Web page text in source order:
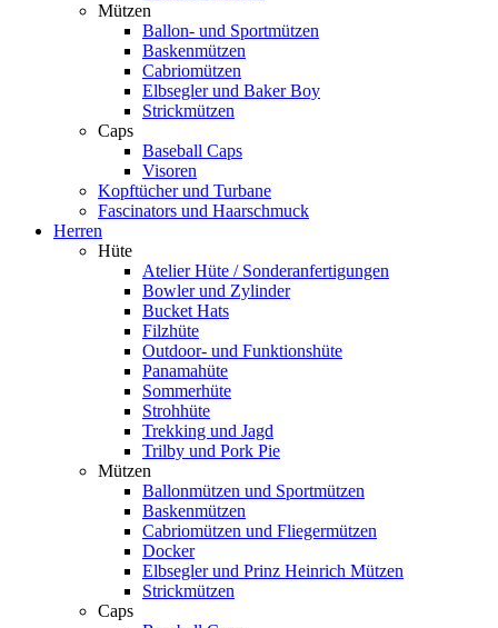
Mützen
Ballon- und Sportmützen
Baskenmützen
Cabriomützen
Elbsegler und Baker Boy
Strickmützen
Caps
Baseball Caps
Visoren
Kopftücher und Turbane
Fascinators und Haarschmuck
Herren
Hüte
Atelier Hüte / Sonderanfertigungen
Bowler und Zylinder
Bucket Hats
Filzhüte
Outdoor- und Funktionshüte
Panamahüte
Sommerhüte
Strohhüte
Trekking und Jagd
Trilby und Pork Pie
Mützen
Ballonmützen und Sportmützen
Baskenmützen
Cabriomützen und Fliegermützen
Docker
Elbsegler und Prinz Heinrich Mützen
Strickmützen
Caps